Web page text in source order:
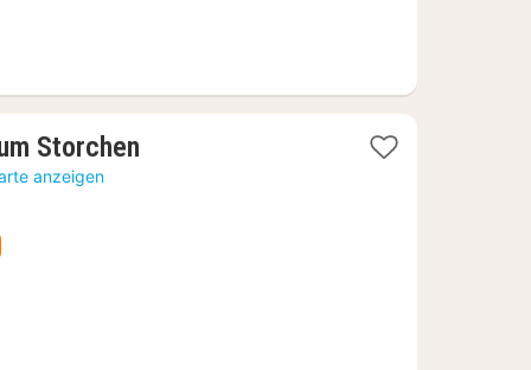
Storchen
anzeigen